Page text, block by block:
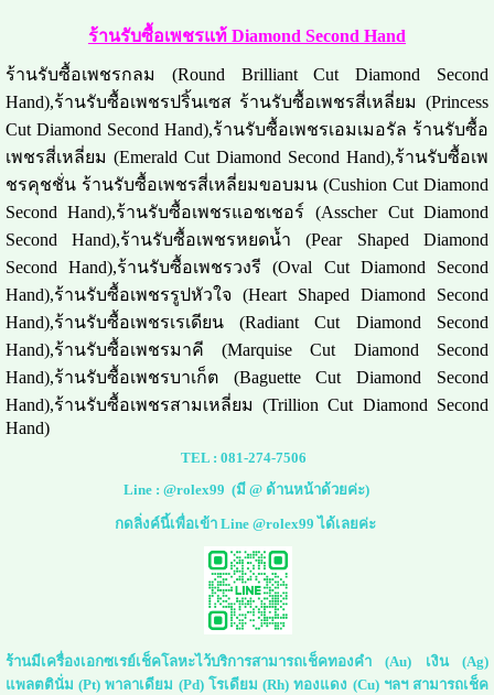
ร้านรับซื้อเพชรแท้ Diamond Second Hand
ร้านรับซื้อเพชรกลม (Round Brilliant Cut Diamond Second
Hand),ร้านรับซื้อเพชรปริ้นเซส ร้านรับซื้อเพชรสี่เหลี่ยม (Princess
Cut Diamond Second Hand),ร้านรับซื้อเพชรเอมเมอรัล ร้านรับซื้อ
เพชรสี่เหลี่ยม (Emerald Cut Diamond Second Hand),ร้านรับซื้อเพ
ชรคุชชั่น ร้านรับซื้อเพชรสี่เหลี่ยมขอบมน (Cushion Cut Diamond
Second Hand),ร้านรับซื้อเพชรแอชเชอร์ (Asscher Cut Diamond
Second Hand),ร้านรับซื้อเพชรหยดน้ำ (Pear Shaped Diamond
Second Hand),ร้านรับซื้อเพชรวงรี (Oval Cut Diamond Second
Hand),ร้านรับซื้อเพชรรูปหัวใจ (Heart Shaped Diamond Second
Hand),ร้านรับซื้อเพชรเรเดียน (Radiant Cut Diamond Second
Hand),ร้านรับซื้อเพชรมาคี (Marquise Cut Diamond Second
Hand),ร้านรับซื้อเพชรบาเก็ต (Baguette Cut Diamond Second
Hand),ร้านรับซื้อเพชรสามเหลี่ยม (Trillion Cut Diamond Second
Hand)
TEL : 081-274-7506
Line :@rolex99 (มี @ ด้านหน้าด้วยค่ะ)
กดลิ่งค์นี้เพื่อเข้า Line @rolex99 ได้เลยค่ะ
ร้านมีเครื่องเอกซเรย์เช็คโลหะไว้บริการสามารถเช็คทองคำ (Au) เงิน (Ag)
แพลตตินั่ม (Pt) พาลาเดียม (Pd) โรเดียม (Rh) ทองแดง (Cu) ฯลฯ สามารถเช็ค